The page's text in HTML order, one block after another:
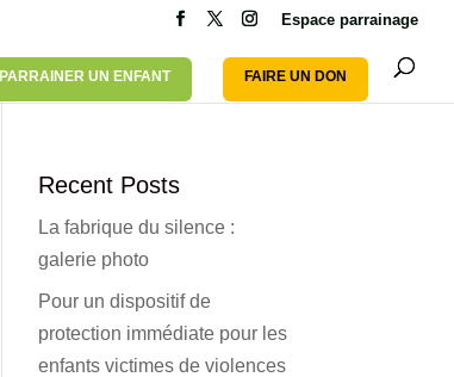
Espace parrainage
PARRAINER UN ENFANT FAIRE UN DON
Recent Posts
La fabrique du silence :
galerie photo
Pour un dispositif de
protection immédiate pour les
enfants victimes de violences